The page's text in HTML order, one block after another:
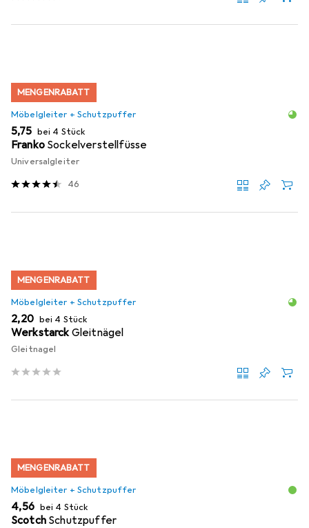
MENGENRABATT
Möbelgleiter + Schutzpuffer
EUR
5,75 bei 4 Stück
Franko Sockelverstellfüsse
Universalgleiter
46
MENGENRABATT
Möbelgleiter + Schutzpuffer
EUR
2,20 bei 4 Stück
WerkstarckGleitnägel
Gleitnagel
MENGENRABATT
Möbelgleiter + Schutzpuffer
EUR
4,56 bei 4 Stück
Scotch Schutzpuffer